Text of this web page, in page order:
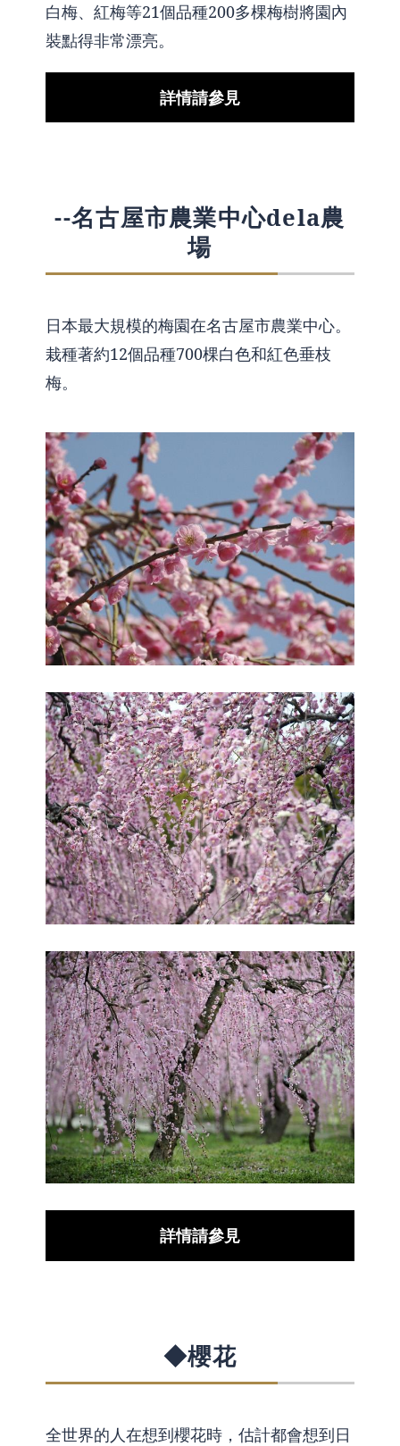
白梅、紅梅等21個品種200多棵梅樹將園內
裝點得非常漂亮。
詳情請參見
--名古屋市農業中心dela農
場
日本最大規模的梅園在名古屋市農業中心。
栽種著約12個品種700棵白色和紅色垂枝
梅。
詳情請參見
◆櫻花
全世界的人在想到櫻花時，估計都會想到日